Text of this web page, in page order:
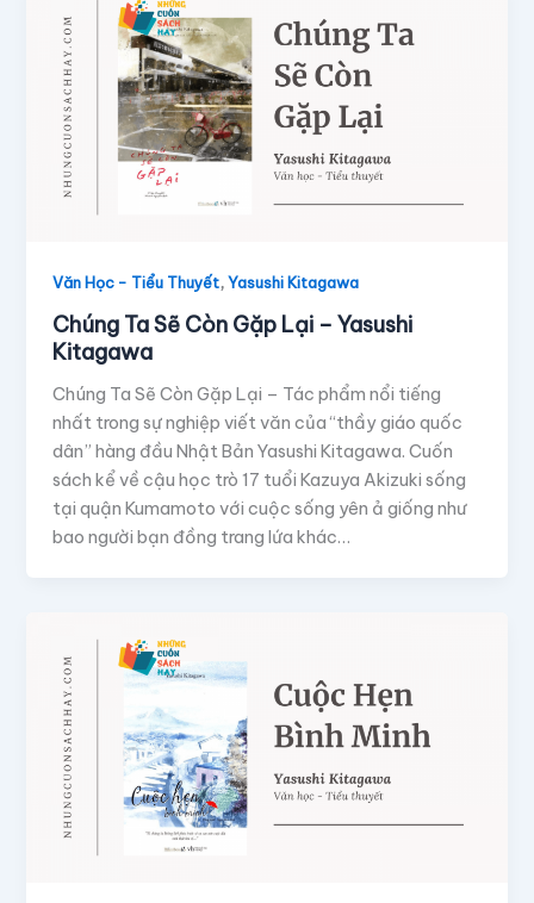
Văn Học - Tiểu Thuyết,Yasushi Kitagawa
Chúng Ta Sẽ Còn Gặp Lại – Yasushi
Kitagawa
Chúng Ta Sẽ Còn Gặp Lại – Tác phẩm nổi tiếng
nhất trong sự nghiệp viết văn của “thầy giáo quốc
dân” hàng đầu Nhật Bản Yasushi Kitagawa. Cuốn
sách kể về cậu học trò 17 tuổi Kazuya Akizuki sống
tại quận Kumamoto với cuộc sống yên ả giống như
bao người bạn đồng trang lứa khác…